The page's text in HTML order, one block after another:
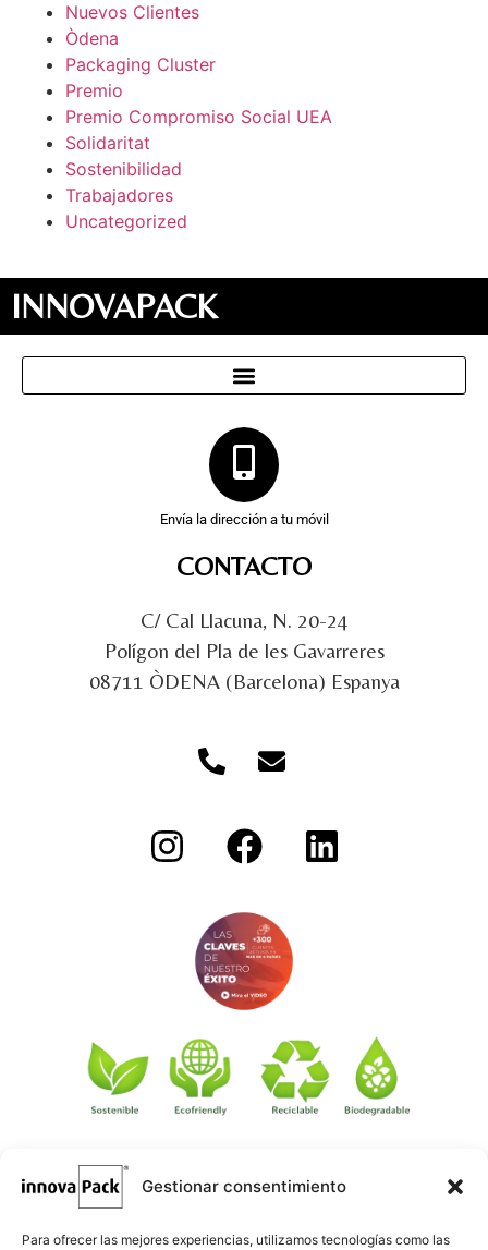
Gestionar consentimiento
Para ofrecer las mejores experiencias, utilizamos tecnologías como las
Nuevos Clientes
Òdena
Packaging Cluster
Premio
Premio Compromiso Social UEA
Solidaritat
Sostenibilidad
Trabajadores
Uncategorized
INNOVAPACK
Envía la dirección a tu móvil
CONTACTO
C/ Cal Llacuna, N. 20-24
Polígon del Pla de les Gavarreres
08711 ÒDENA (Barcelona) Espanya
©·Créditos: Redacción: Innovapack · Diseño e implementación
web: Manel Caparrós · Servidores y publicación:
Contenido blog: conten.blog